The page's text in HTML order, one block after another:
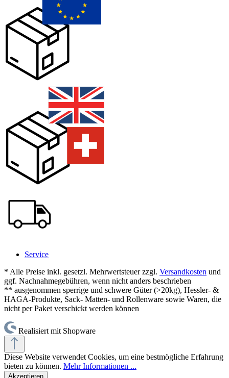
Service
* Alle Preise inkl. gesetzl. Mehrwertsteuer zzgl. Versandkosten und
ggf. Nachnahmegebühren, wenn nicht anders beschrieben
** ausgenommen sperrige und schwere Güter (>20kg), Hessler- &
HAGA-Produkte, Sack- Matten- und Rollenware sowie Waren, die
nicht per Paket verschickt werden können
Realisiert mit Shopware
Diese Website verwendet Cookies, um eine bestmögliche Erfahrung
bieten zu können. Mehr Informationen ...
Akzeptieren